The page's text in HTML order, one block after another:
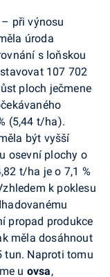
– při výnosu
úroda
s loňskou
107 702
ploch ječmene
(5,44 t/ha).
být vyšší
osevní plochy o
t/ha je o 7,1 %
k poklesu
propad produkce
měla dosáhnout
tun. Naproti tomu
u ovsa,